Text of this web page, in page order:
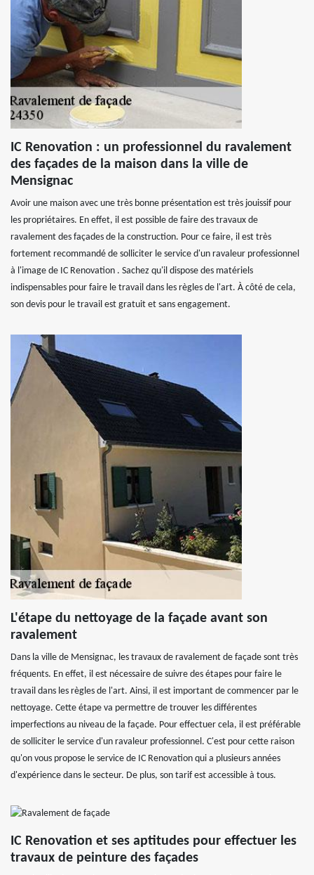
IC Renovation : un professionnel du ravalement
des façades de la maison dans la ville de
Mensignac
Avoir une maison avec une très bonne présentation est très jouissif pour
les propriétaires. En effet, il est possible de faire des travaux de
ravalement des façades de la construction. Pour ce faire, il est très
fortement recommandé de solliciter le service d'un ravaleur professionnel
à l'image de IC Renovation . Sachez qu'il dispose des matériels
indispensables pour faire le travail dans les règles de l'art. À côté de cela,
son devis pour le travail est gratuit et sans engagement.
L'étape du nettoyage de la façade avant son
ravalement
Dans la ville de Mensignac, les travaux de ravalement de façade sont très
fréquents. En effet, il est nécessaire de suivre des étapes pour faire le
travail dans les règles de l'art. Ainsi, il est important de commencer par le
nettoyage. Cette étape va permettre de trouver les différentes
imperfections au niveau de la façade. Pour effectuer cela, il est préférable
de solliciter le service d'un ravaleur professionnel. C'est pour cette raison
qu'on vous propose le service de IC Renovation qui a plusieurs années
d'expérience dans le secteur. De plus, son tarif est accessible à tous.
IC Renovation et ses aptitudes pour effectuer les
travaux de peinture des façades